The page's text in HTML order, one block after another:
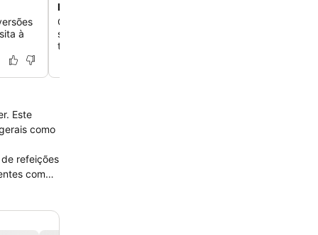
à
Buffet de café da manhã à vontade
Comece o seu dia com um variado buffet de café da
salgado, com produtos caseiros e uma ampla seleção
todos os gostos.
Este
como
refeições
com